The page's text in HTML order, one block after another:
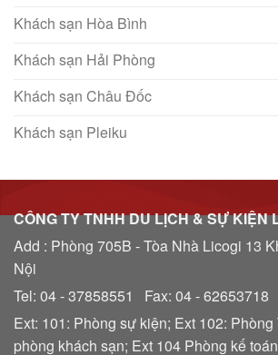
Khách sạn Hòa Bình
Khách sạn Hải Phòng
Khách sạn Châu Đốc
Khách sạn Pleiku
CÔNG TY TNHH DU LỊCH & SỰ KIỆN
Add : Phòng 705B - Tòa Nhà Licogi 13
Nội
Tel: 04 - 37858551 Fax: 04 - 62653718
Ext: 101: Phòng sự kiện; Ext 102:
phòng khách sạn; Ext 104 Phòng kế